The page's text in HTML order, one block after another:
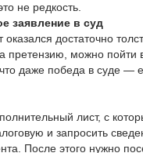
не редкость.
заявление в суд
оказался достаточно
претензию, можно пойти
что даже победа в суде
лист, с
и запросить
После этого нужно